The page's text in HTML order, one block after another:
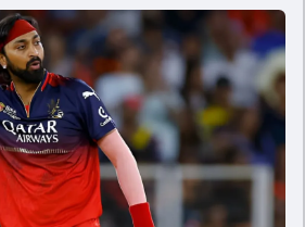
है, जबकि कुछ ऐसे भी हैं जिनके पास अनुभव
में है। दूसरी ओर, कई दिग्गज और अनुभवी खिलाड़ी
बताए जा रहे हैं। विकेटकीपर की भूमिका को लेकर भी
ओपनिंग करने वाले विकेटकीपर को ही प्राथमिकता दी
एक ऐसा कप्तान चुनना है जो अगले चार से आठ साल